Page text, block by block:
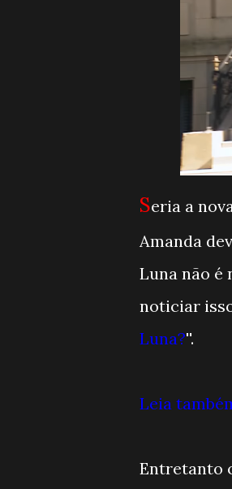
Seria a
Amanda
Luna não é
noticiar
Luna?''.
Leia
Entretanto